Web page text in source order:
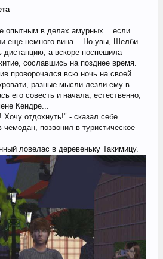
опытным в делах амурных... если
еще немного вина... Но увы, Шелби
дистанцию, а вскоре поспешила
сославшись на позднее время.
проворочался всю ночь на своей
разные мысли лезли ему в
его совесть и начала, естественно,
Кендре...
отдохнуть!" - сказал себе
позвонил в туристическое
ловелас в деревеньку Такимицу.